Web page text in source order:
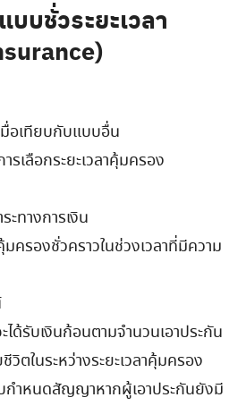
บชั่วระยะเวลา
อเทียบกับแบบอื่น
เลือกระยะเวลาคุ้มครอง
ทางการเงิน
ครองชั่วคราวในช่วงเวลาที่มีความ
ด้รับเงินก้อนตามจำนวนเอาประกัน
วิตในระหว่างระยะเวลาคุ้มครอง
กำหนดสัญญาหากผู้เอาประกันยังมี